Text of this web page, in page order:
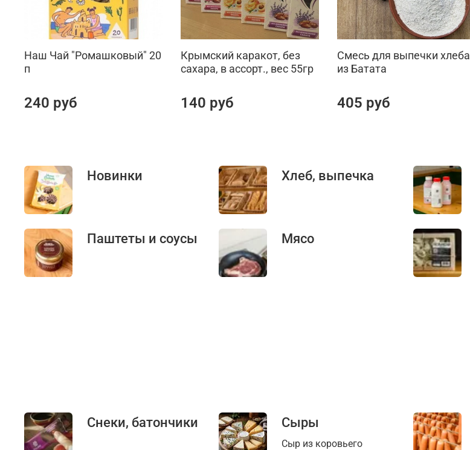
Наш Чай "Ромашковый" 20
п
240 руб
Крымский каракот, без
сахара, в ассорт., вес 55гр
140 руб
Смесь для выпечки хлеба
из Батата
405 руб
Новинки Хлеб, выпечка
Паштеты и соусы Мясо
Снеки, батончики Сыры
Сыр из коровьего